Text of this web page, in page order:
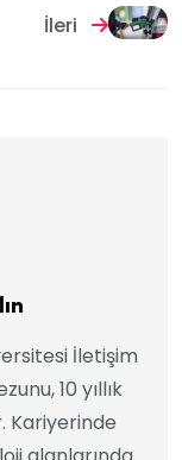
İleri
İletişim
10 yıllık
Kariyerinde